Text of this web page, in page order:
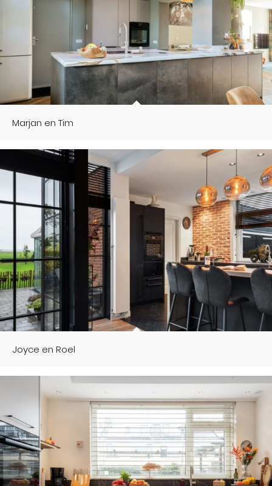
Marjan en Tim
Joyce en Roel